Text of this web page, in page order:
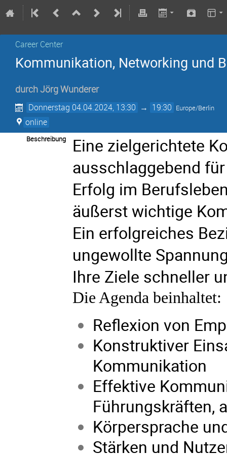
Career Center
Kommunikation, Networking und
durchJörg Wunderer
Donnerstag 04.04.2024, 13:30 → 19:30 Europe/Berlin
online
Beschreibung
Eine zielgerichtete
ausschlaggebend
Erfolg im
äußerst wichtige
Ein erfolgreiches
ungewollte
Ihre Ziele schneller
Die Agenda beinhaltet:
Reflexion von
Konstruktiver
Kommunikation
Effektive
Führungskräften,
Körpersprache
Stärken und